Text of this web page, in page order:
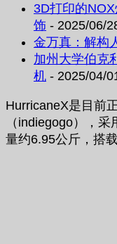
3D打印的
饰 - 2025/06/
金万真：解构
加州大学伯克
机 - 2025/04/
HurricaneX是目前
（indiegogo），
量约6.95公斤，搭